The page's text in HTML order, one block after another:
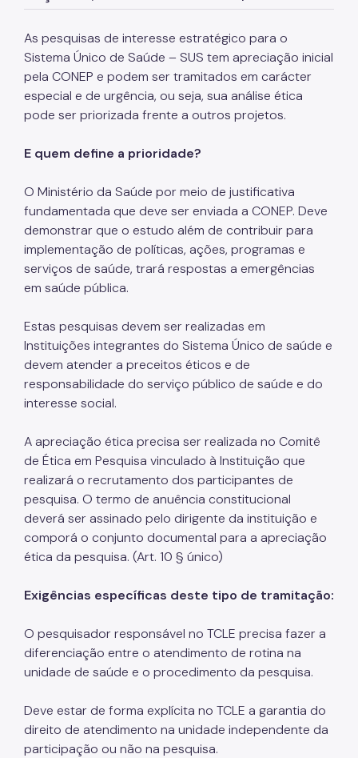
Assessoria Parlamentar
Atenção Básica
Atenção Especializada
Biblioteca de Saúde
Cadastro Nacional de Estabelecimento de Saúde
(CNES)
Comitê de Ética em Pesquisa com Seres Humanos
Coordenadoria de Controle Interno
Coordenadoria de Informação em Saúde
Infecções Sexualmente Transmissíveis - IST/AIDS
Epidemiologia e Informação - CEInfo
Escola Municipal de Saúde - EMS
Gestão de Pessoas
Gestão Participativa
Hospital do Servidor Público Municipal
Judicialização da Saúde
Atas de Registro de Preços
Editais / Consulta Pública
Manuais de Identidade Visual
Notícias
As pesquisas de interesse estratégico para o
Sistema Único de Saúde – SUS tem apreciação inicial
pela CONEP e podem ser tramitados em carácter
especial e de urgência, ou seja, sua análise ética
pode ser priorizada frente a outros projetos.
E quem define a prioridade?
O Ministério da Saúde por meio de justificativa
fundamentada que deve ser enviada a CONEP. Deve
demonstrar que o estudo além de contribuir para
implementação de políticas, ações, programas e
serviços de saúde, trará respostas a emergências
em saúde pública.
Estas pesquisas devem ser realizadas em
Instituições integrantes do Sistema Único de saúde e
devem atender a preceitos éticos e de
responsabilidade do serviço público de saúde e do
interesse social.
A apreciação ética precisa ser realizada no Comitê
de Ética em Pesquisa vinculado à Instituição que
realizará o recrutamento dos participantes de
pesquisa. O termo de anuência constitucional
deverá ser assinado pelo dirigente da instituição e
comporá o conjunto documental para a apreciação
ética da pesquisa. (Art. 10 § único)
Exigências específicas deste tipo de tramitação:
O pesquisador responsável no TCLE precisa fazer a
diferenciação entre o atendimento de rotina na
unidade de saúde e o procedimento da pesquisa.
Deve estar de forma explícita no TCLE a garantia do
direito de atendimento na unidade independente da
participação ou não na pesquisa.